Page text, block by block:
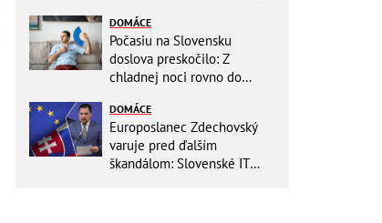
DOMÁCE
Počasiu na Slovensku
doslova preskočilo: Z
chladnej noci rovno do
výstrahy!
DOMÁCE
Europoslanec Zdechovský
varuje pred ďalším
škandálom: Slovenské IT